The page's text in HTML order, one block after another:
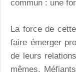
commun : une
La force de
faire émerger
de leurs
mêmes.